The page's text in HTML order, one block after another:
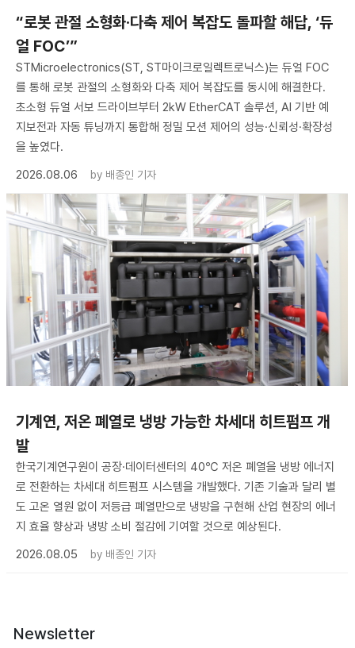
“로봇 관절 소형화·다축 제어 복잡도 돌파할 해답, ‘듀
얼 FOC’”
STMicroelectronics(ST, ST마이크로일렉트로닉스)는 듀얼 FOC
를 통해 로봇 관절의 소형화와 다축 제어 복잡도를 동시에 해결한다.
초소형 듀얼 서보 드라이브부터 2kW EtherCAT 솔루션, AI 기반 예
지보전과 자동 튜닝까지 통합해 정밀 모션 제어의 성능·신뢰성·확장성
을 높였다.
2026.08.06
by 배종인 기자
기계연, 저온 폐열로 냉방 가능한 차세대 히트펌프 개
발
한국기계연구원이 공장·데이터센터의 40℃ 저온 폐열을 냉방 에너지
로 전환하는 차세대 히트펌프 시스템을 개발했다. 기존 기술과 달리 별
도 고온 열원 없이 저등급 폐열만으로 냉방을 구현해 산업 현장의 에너
지 효율 향상과 냉방 소비 절감에 기여할 것으로 예상된다.
2026.08.05
by 배종인 기자
Newsletter